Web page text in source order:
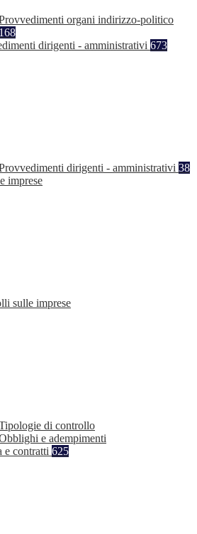
organi indirizzo-politico
168
dirigenti - amministrativi 673
dirigenti - amministrativi 38
imprese
sulle imprese
di controllo
e adempimenti
e contratti 625